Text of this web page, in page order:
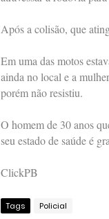
Após a colisão, que
Em uma das motos
ainda no local e a
porém não resistiu.
O homem de 30 anos
seu estado de saúde é
ClickPB
Tags Policial